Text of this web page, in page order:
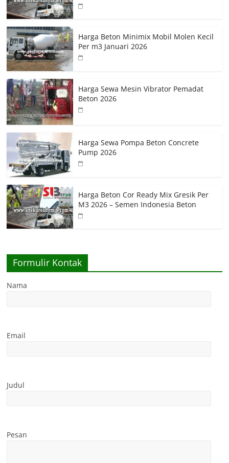
Harga Beton Minimix Mobil Molen Kecil
Per m3 Januari 2026
Harga Sewa Mesin Vibrator Pemadat
Beton 2026
Harga Sewa Pompa Beton Concrete
Pump 2026
Harga Beton Cor Ready Mix Gresik Per
M3 2026 – Semen Indonesia Beton
Formulir Kontak
Nama
Email
Judul
Pesan